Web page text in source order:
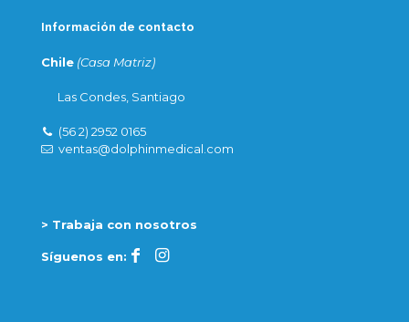
Información de contacto
Chile (Casa Matriz)
Las Condes, Santiago
(56 2) 2952 0165
ventas@dolphinmedical.com
> Trabaja con nosotros
Síguenos en: